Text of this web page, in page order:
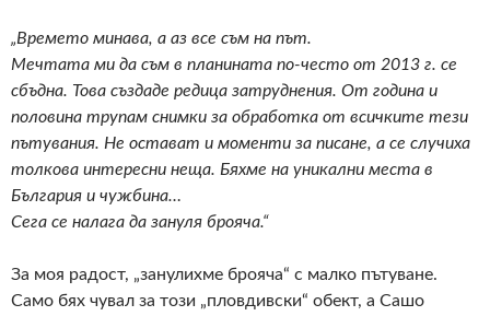
„Времето минава, а аз все съм на път.
Мечтата ми да съм в планината по-често от 2013 г. се
сбъдна. Това създаде редица затруднения. От година и
половина трупам снимки за обработка от всичките тези
пътувания. Не остават и моменти за писане, а се случиха
толкова интересни неща. Бяхме на уникални места в
България и чужбина…
Сега се налага да зануля брояча.“
За моя радост, „занулихме брояча“ с малко пътуване.
Само бях чувал за този „пловдивски“ обект, а Сашо